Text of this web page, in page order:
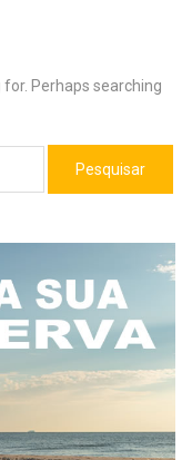
for. Perhaps searching